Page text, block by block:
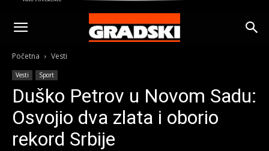
Gradski
Online
Kikinda
Početna Vesti
Vesti Sport
Duško Petrov u Novom Sadu:
Osvojio dva zlata i oborio
rekord Srbije